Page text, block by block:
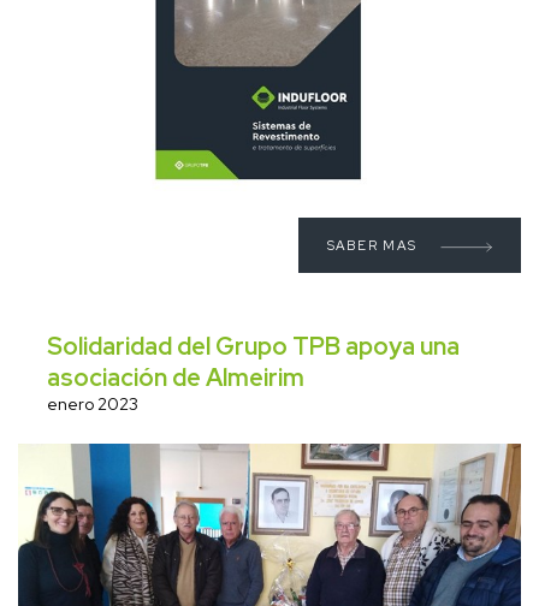
SABER MAS
Solidaridad del Grupo TPB apoya una
asociación de Almeirim
enero 2023